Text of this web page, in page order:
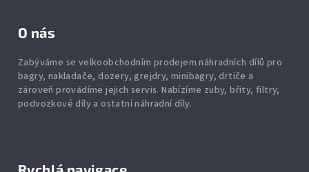
O nás
Zabýváme se velkoobchodním prodejem náhradních dílů pro
bagry, nakladače, dozery, grejdry, minibagry, drtiče a
zároveň provádíme jejich servis. Nabízíme zuby,břity,filtry,
podvozkové díly a ostatní náhradní díly.